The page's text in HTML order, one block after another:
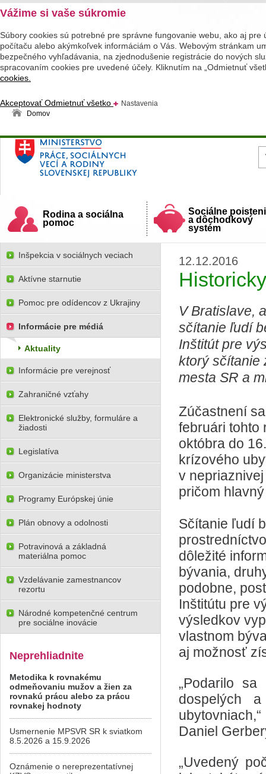
Vážime si vaše súkromie
Súbory cookies sú potrebné pre správne fungovanie webu, ako aj
počítaču alebo akýmkoľvek informáciám o Vás. Webovým stránkam
bezpečného vyhľadávania, na zjednodušenie registrácie do nových
spracovaním cookies pre uvedené účely. Kliknutím na „Odmietnuť
cookies.
AkceptovaťOdmietnuť všetko
Nastavenia
Domov
Ministerstvo práce, sociálnych vecí a rodiny
Slovenskej republiky
Rodina a sociálna
pomoc
Sociálne
a dôchodkový
systém
12.12.2016
V Bratislave,
sčítanie ľudí
Inštitút pre
ktorý sčítanie
mesta SR a
Zúčastnení
februári tohto
októbra do
krízového
v
pričom
Sčítanie ľudí
dôležité
bývania,
podobne,
Inštitútu pre
výsledkov
vlastnom
aj možnosť
„Podarilo
dospelých
Daniel
„Uvedený
Inšpekcia v sociálnych veciach
Aktívne starnutie
Pomoc pre odídencov z Ukrajiny
Informácie pre médiá
Aktuality
Informácie pre verejnosť
Zahraničné vzťahy
Elektronické služby, formuláre a
žiadosti
Legislatíva
Organizácie ministerstva
Programy Európskej únie
Plán obnovy a odolnosti
Potravinová a základná
materiálna pomoc
Vzdelávanie zamestnancov
rezortu
Národné kompetenčné centrum
pre sociálne inovácie
Neprehliadnite
Metodika k rovnakému
odmeňovaniu mužov a žien za
rovnakú prácu alebo za prácu
rovnakej hodnoty
Usmernenie MPSVR SR k sviatkom
8.5.2026 a 15.9.2026
Oznámenie o nereprezentatívnej